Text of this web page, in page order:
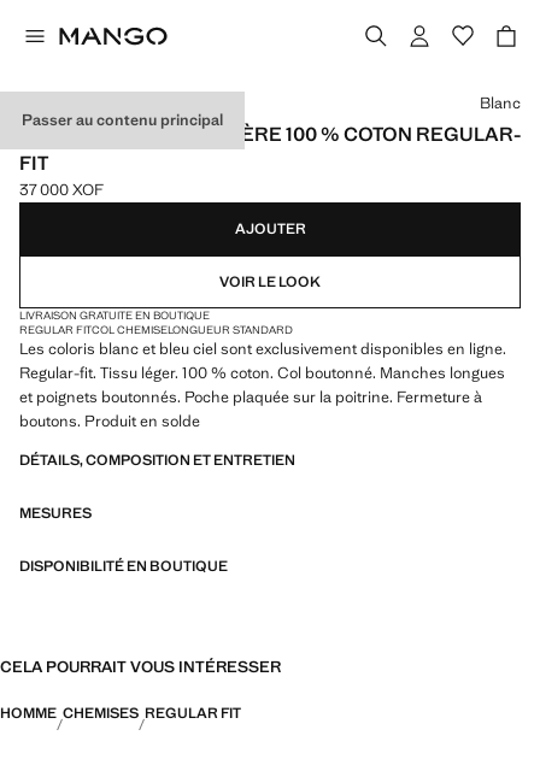
Passer au contenu principal
CHEMISE OXFORD LÉGÈRE 100 % COTON REGULAR-
FIT
Prix actuel [37 000 XOF ]
37 000 XOF
Choisissez une couleur
Blanc
AJOUTER
VOIR LE LOOK
LIVRAISON GRATUITE EN BOUTIQUE
REGULAR FITCOL CHEMISELONGUEUR STANDARD
Les coloris blanc et bleu ciel sont exclusivement disponibles en ligne.
Regular-fit. Tissu léger. 100 % coton. Col boutonné. Manches longues
et poignets boutonnés. Poche plaquée sur la poitrine. Fermeture à
boutons. Produit en solde
DÉTAILS, COMPOSITION ET ENTRETIEN
MESURES
DISPONIBILITÉ EN BOUTIQUE
CELA POURRAIT VOUS INTÉRESSER
HOMME CHEMISES REGULAR FIT